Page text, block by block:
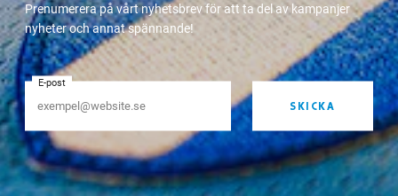
Prenumerera på vårt nyhetsbrev för att ta del av kampanjer
nyheter och annat spännande!
E-post
SKICKA